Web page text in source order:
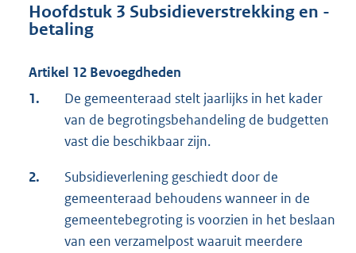
Hoofdstuk 3 Subsidieverstrekking en -
betaling
Artikel 12 Bevoegdheden
1.
De gemeenteraad stelt jaarlijks in het kader
van de begrotingsbehandeling de budgetten
vast die beschikbaar zijn.
2.
Subsidieverlening geschiedt door de
gemeenteraad behoudens wanneer in de
gemeentebegroting is voorzien in het beslaan
van een verzamelpost waaruit meerdere